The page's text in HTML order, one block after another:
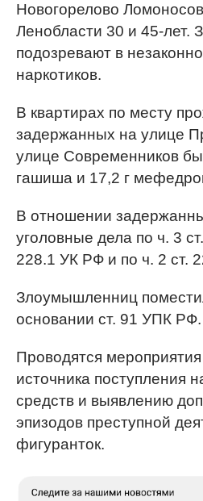
Новогорелово
Ленобласти 30 и 45-лет.
подозревают в
наркотиков.
В квартирах по месту
задержанных на улице
улице Современников
гашиша и 17,2 г
В отношении
уголовные дела по ч. 3
228.1 УК РФ и по ч. 2 ст.
Злоумышленниц
основании ст. 91 УПК РФ.
Проводятся
источника поступления
средств и выявлению
эпизодов преступной
фигуранток.